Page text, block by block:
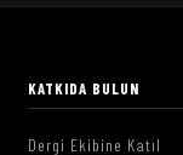
KATKIDA BULUN
Dergi Ekibine Katıl